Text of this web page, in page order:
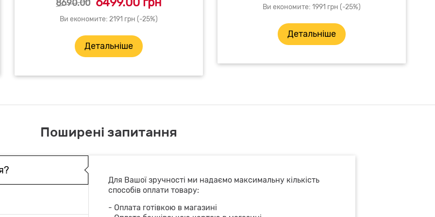
8690.00
Ви економите: 2191 грн (-25%)
Детальніше
Ви економите: 1991 грн (-25%)
Детальніше
Поширені запитання
Для Вашої зручності ми надаємо максимальну кількість
способів оплати товару:
- Оплата готівкою в магазині